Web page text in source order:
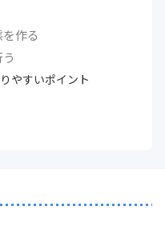
作る
やすいポイント